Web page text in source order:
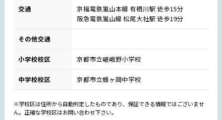
交通
京福電鉄嵐山本線 有栖川駅 徒歩15分
阪急電鉄嵐山線 松尾大社駅 徒歩19分
その他交通
小学校校区 京都市立嵯峨野小学校
中学校校区 京都市立蜂ヶ岡中学校
※学校区は住所から自動判定したものであり、保証できる情報ではございませ
ん。正確な学校区はお問い合わせ下さい。